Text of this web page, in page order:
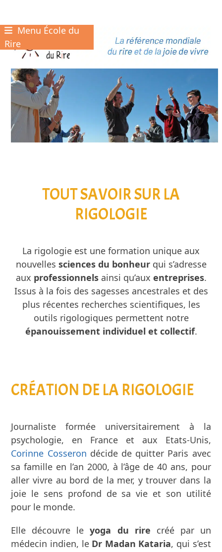
Skip
to
content
Menu École du
Rire
TOUT SAVOIR SUR LA
RIGOLOGIE
La rigologie est une formation unique aux
nouvelles sciences du bonheurqui s’adresse
aux professionnelsainsi qu’aux entreprises.
Issus à la fois des sagesses ancestrales et des
plus récentes recherches scientifiques, les
outils rigologiques permettent notre
épanouissement individuel et collectif.
CRÉATION DE LA RIGOLOGIE
Journaliste formée universitairement à la
psychologie, en France et aux Etats-Unis,
Corinne Cosseron décide de quitter Paris avec
sa famille en l’an 2000, à l’âge de 40 ans, pour
aller vivre au bord de la mer, y trouver dans la
joie le sens profond de sa vie et son utilité
pour le monde.
Elle découvre leyoga du rire créé par un
médecin indien, le Dr Madan Kataria, qui s’est